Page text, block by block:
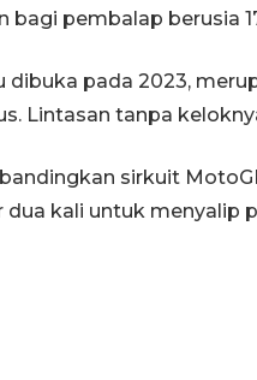
pembalap berusia
dibuka pada 2023,
Lintasan tanpa
sirkuit
kali untuk menyalip